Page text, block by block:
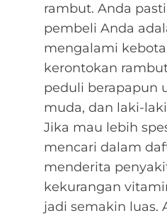
rambut. Anda
pembeli Anda
mengalami
kerontokan
peduli berapapun
muda, dan laki-
Jika mau lebih
mencari dalam
menderita
kekurangan
jadi semakin luas.